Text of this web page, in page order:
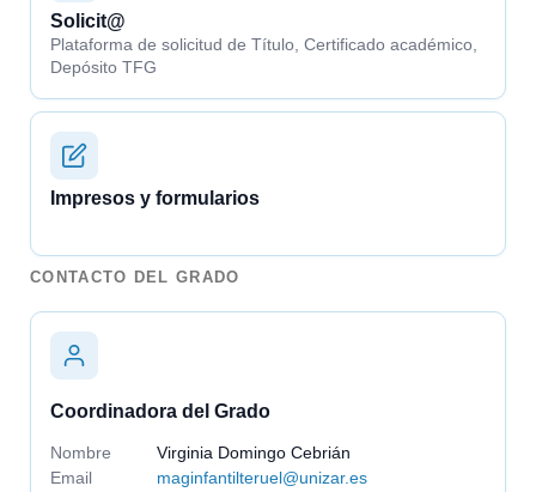
Solicit@
Plataforma de solicitud de Título, Certificado académico,
Depósito TFG
Impresos y formularios
CONTACTO DEL GRADO
Coordinadora del Grado
Nombre
Virginia Domingo Cebrián
Email
maginfantilteruel@unizar.es